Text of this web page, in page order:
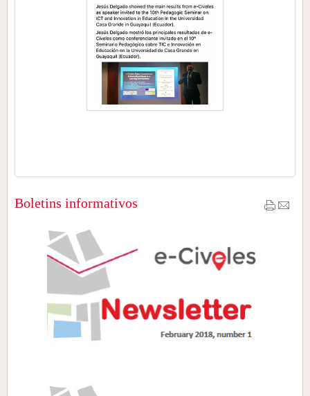
Boletins informativos